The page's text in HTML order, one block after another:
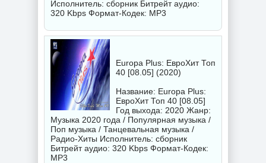
Исполнитель: сборник Битрейт аудио:
320 Kbps Формат-Кодек: MP3
Europa Plus: ЕвроХит Топ
40 [08.05] (2020)
Название: Europa Plus:
ЕвроХит Топ 40 [08.05]
Год выхода: 2020 Жанр:
Музыка 2020 года / Популярная музыка /
Поп музыка / Танцевальная музыка /
Радио-Хиты Исполнитель: сборник
Битрейт аудио: 320 Kbps Формат-Кодек:
MP3